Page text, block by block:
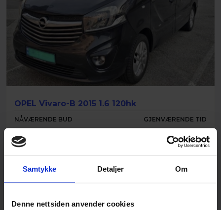
Samtykke Detaljer Om
Denne nettsiden anvender cookies
OPEL Vivaro-B 2015 1.6 120hk
NÅVÆRENDE BUD GJENVÆRENDE TID
kr27 000
Nylig solgt